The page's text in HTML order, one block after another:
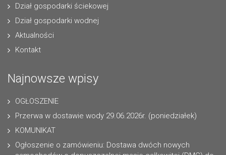
Dział gospodarki ściekowej
Dział gospodarki wodnej
Aktualności
Kontakt
Najnowsze wpisy
OGŁOSZENIE
Przerwa w dostawie wody 29.06.2026r. (poniedziałek)
KOMUNIKAT
Ogłoszenie o zamówieniu: Dostawa dwóch nowych